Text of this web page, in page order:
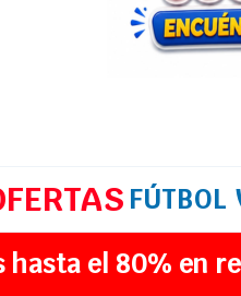
FÚTBOL
el 80% en